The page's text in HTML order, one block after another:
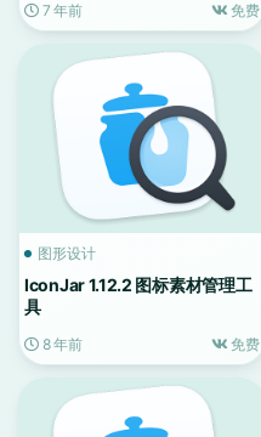
7 年前 免费
图形设计
IconJar 1.12.2 图标素材管理工
具
8 年前 免费